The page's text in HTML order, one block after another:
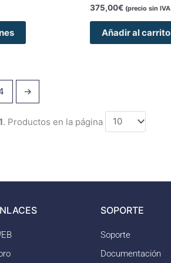
375,00€ (precio sin IVA
Añadir al carrito
→
. Productos en la página
SOPORTE
Soporte
Documentación